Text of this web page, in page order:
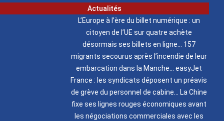
Actualités
L’Europe à l’ère du billet numérique : un
citoyen de l’UE sur quatre achète
désormais ses billets en ligne
157
migrants secourus après l’incendie de leur
embarcation dans la Manche
easyJet
France : les syndicats déposent un préavis
de grève du personnel de cabine
La Chine
fixe ses lignes rouges économiques avant
les négociations commerciales avec les